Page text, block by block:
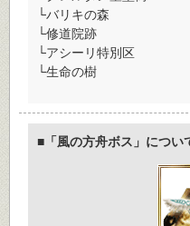
└バリキの森
└修道院跡
└アシーリ特別区
└生命の樹
■「風の方舟ボス」につい